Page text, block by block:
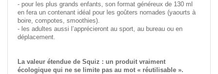
- pour les plus grands enfants, son format généreux de 130 ml
en fera un contenant idéal pour les goûters nomades (yaourts à
boire, compotes, smoothies).
- les adultes aussi l’apprécieront au sport, au bureau ou en
déplacement.
La valeur étendue de Squiz : un produit vraiment
écologique qui ne se limite pas au mot « réutilisable ».